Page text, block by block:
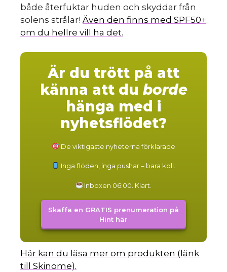
både återfuktar huden och skyddar från
solens strålar! Även den finns med SPF50+
om du hellre vill ha det.
Är du trött på att
känna att du borde
hänga med i
nyhetsflödet?
De viktigaste nyheterna förklarade
Inga flöden, inga pushar – bara koll.
Inboxen 06:00. Klart.
Skaffa en GRATIS prenumeration på
Hint här
Här kan du läsa mer om produkten (länk
till Skinome).